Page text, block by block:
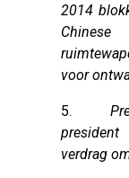
2014
voor
5.
verdrag